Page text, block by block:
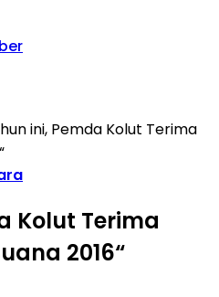
ini, Pemda Kolut Terima
Kolut Terima
2016“